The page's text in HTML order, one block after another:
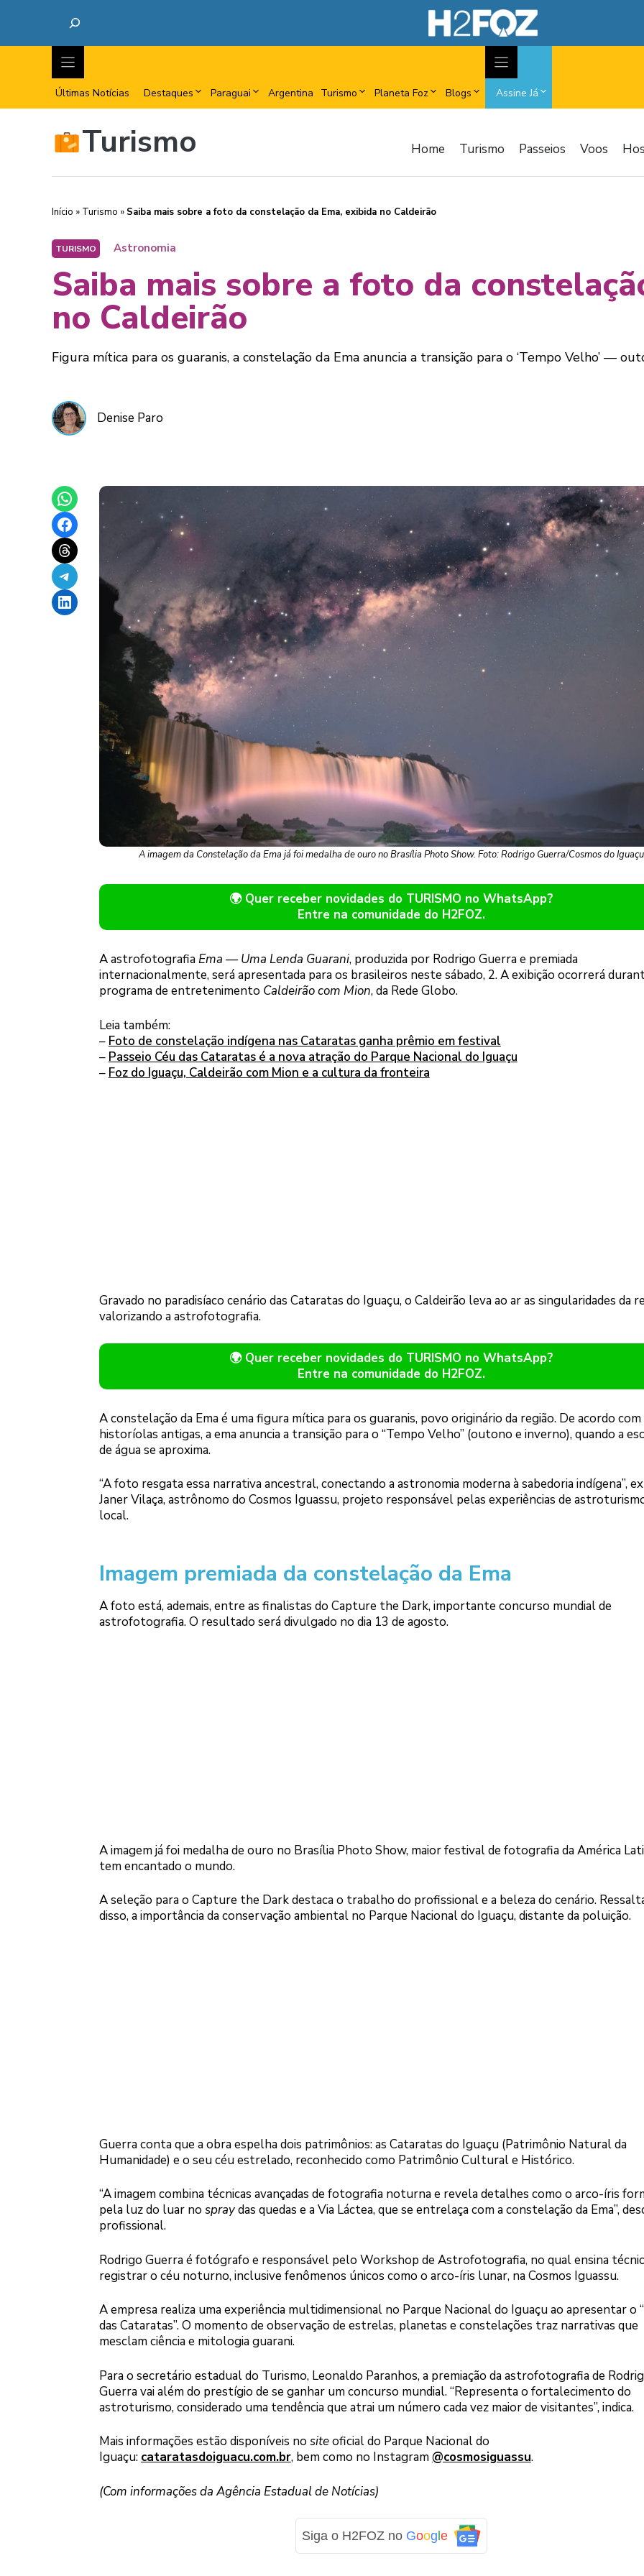
Últimas Notícias Destaques Paraguai Argentina Turismo Planeta Foz Blogs Assine Já
Turismo Home Turismo Passeios Voos
Início » Turismo » Saiba mais sobre a foto da constelação da Ema, exibida no Caldeirão
TURISMO Astronomia
Saiba mais sobre a foto da
no Caldeirão
Figura mítica para os guaranis, a constelação da Ema anuncia a transição para o ‘Tempo Velho’ —
Denise Paro
Share on WhatsApp
Share on Facebook
Share on Threads
Share on Telegram
Share on LinkedIn
A imagem da Constelação da Ema já foi medalha de ouro no Brasília Photo Show. Foto: Rodrigo Guerra/Cosmos do Iguaçu
🌍 Quer receber novidades do TURISMO no WhatsApp?
Entre na comunidade do H2FOZ.
A astrofotografiaEma — Uma Lenda Guarani, produzida por Rodrigo Guerra e premiada
internacionalmente, será apresentada para os brasileiros neste sábado, 2. A exibição ocorrerá
programa de entretenimento Caldeirão com Mion, da Rede Globo.
Leia também:
– Foto de constelação indígena nas Cataratas ganha prêmio em festival
– Passeio Céu das Cataratas é a nova atração do Parque Nacional do Iguaçu
– Foz do Iguaçu, Caldeirão com Mion e a cultura da fronteira
Gravado no paradisíaco cenário das Cataratas do Iguaçu, o Caldeirão leva ao ar as singularidades da
valorizando a astrofotografia.
🌍 Quer receber novidades do TURISMO no WhatsApp?
Entre na comunidade do H2FOZ.
A constelação da Ema é uma figura mítica para os guaranis, povo originário da região. De acordo com
historíolas antigas, a ema anuncia a transição para o “Tempo Velho” (outono e inverno), quando a
de água se aproxima.
“A foto resgata essa narrativa ancestral, conectando a astronomia moderna à sabedoria indígena”,
Janer Vilaça, astrônomo do Cosmos Iguassu, projeto responsável pelas experiências de
local.
Imagem premiada da constelação da Ema
A foto está, ademais, entre as finalistas do Capture the Dark, importante concurso mundial de
astrofotografia. O resultado será divulgado no dia 13 de agosto.
A imagem já foi medalha de ouro no Brasília Photo Show, maior festival de fotografia da América
tem encantado o mundo.
A seleção para o Capture the Dark destaca o trabalho do profissional e a beleza do cenário.
disso, a importância da conservação ambiental no Parque Nacional do Iguaçu, distante da poluição.
Guerra conta que a obra espelha dois patrimônios: as Cataratas do Iguaçu (Patrimônio Natural da
Humanidade) e o seu céu estrelado, reconhecido como Patrimônio Cultural e Histórico.
“A imagem combina técnicas avançadas de fotografia noturna e revela detalhes como o arco-íris
pela luz do luar no spraydas quedas e a Via Láctea, que se entrelaça com a constelação da Ema”,
profissional.
Rodrigo Guerra é fotógrafo e responsável pelo Workshop de Astrofotografia, no qual ensina
registrar o céu noturno, inclusive fenômenos únicos como o arco-íris lunar, na Cosmos Iguassu.
A empresa realiza uma experiência multidimensional no Parque Nacional do Iguaçu ao apresentar o
das Cataratas”. O momento de observação de estrelas, planetas e constelações traz narrativas que
mesclam ciência e mitologia guarani.
Para o secretário estadual do Turismo, Leonaldo Paranhos, a premiação da astrofotografia de
Guerra vai além do prestígio de se ganhar um concurso mundial. “Representa o fortalecimento do
astroturismo, considerado uma tendência que atrai um número cada vez maior de visitantes”, indica.
Mais informações estão disponíveis no siteoficial do Parque Nacional do
Iguaçu: cataratasdoiguacu.com.br, bem como no Instagram@cosmosiguassu.
(Com informações da Agência Estadual de Notícias)
Siga o H2FOZ no Goog le